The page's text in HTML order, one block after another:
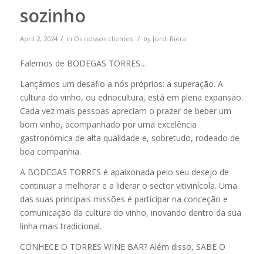
sozinho
April 2, 2024 / in Os nossos clientes / by Jordi Riera
Falemos de BODEGAS TORRES…
Lançámos um desafio a nós próprios: a superação. A
cultura do vinho, ou ednocultura, está em plena expansão.
Cada vez mais pessoas apreciam o prazer de beber um
bom vinho, acompanhado por uma excelência
gastronómica de alta qualidade e, sobretudo, rodeado de
boa companhia.
A BODEGAS TORRES é apaixonada pelo seu desejo de
continuar a melhorar e a liderar o sector vitivinícola. Uma
das suas principais missões é participar na conceção e
comunicação da cultura do vinho, inovando dentro da sua
linha mais tradicional.
CONHECE O TORRES WINE BAR? Além disso, SABE O